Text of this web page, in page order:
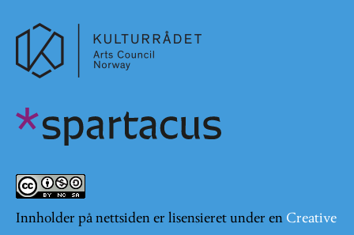
Innholder på nettsiden er lisensieret under en Creative